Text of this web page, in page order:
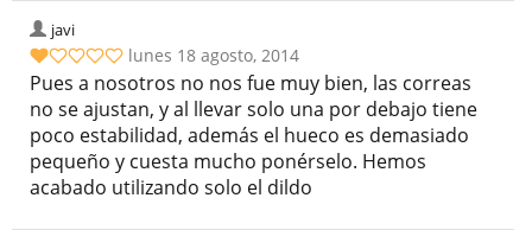
javi
lunes 18 agosto, 2014
Pues a nosotros no nos fue muy bien, las correas
no se ajustan, y al llevar solo una por debajo tiene
poco estabilidad, además el hueco es demasiado
pequeño y cuesta mucho ponérselo. Hemos
acabado utilizando solo el dildo